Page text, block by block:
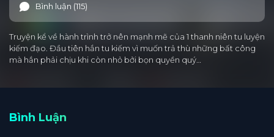
Bình luận (115)
Truyện kể về hành trình trở nên mạnh mẽ của 1 thanh niên tu luyện
kiếm đạo. Đầu tiên hắn tu kiếm vì muốn trả thù những bất công
mà hắn phải chịu khi còn nhỏ bởi bọn quyền quý…
Bình Luận